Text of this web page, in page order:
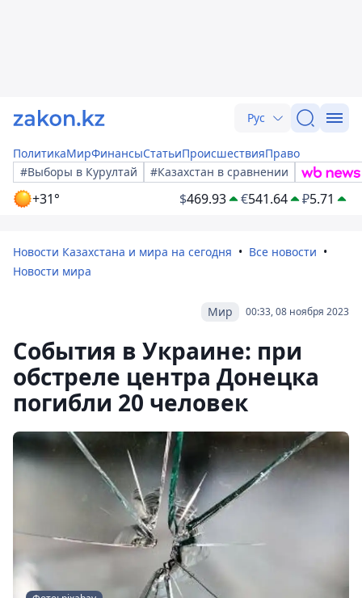
Рус
ПолитикаМирФинансыСтатьиПроисшествияПраво
#Выборы в Курултай
#Казахстан в сравнении
+31° $469.93 €541.64 ₽5.71
Новости Казахстана и мира на сегодня
Все новости
Новости мира
00:33, 08 ноября 2023
Мир
События в Украине: при
обстреле центра Донецка
погибли 20 человек